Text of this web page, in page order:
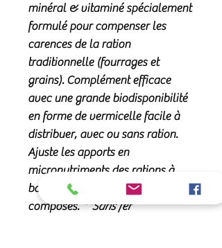
minéral & vitaminé spécialement
formulé pour compenser les
carences de la ration
traditionnelle (fourrages et
grains). Complément efficace
avec une grande biodisponibilité
en forme de vermicelle facile à
distribuer, avec ou sans ration.
Ajuste les apports en
micronutriments des rations à
base de fourrages et aliments
composés.**Sans fer